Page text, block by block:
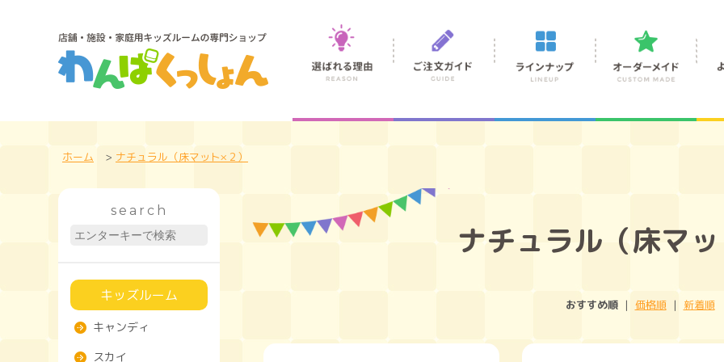
ホーム > ナチュラル（床マット×２）
ナチュラル（床マ
おすすめ順| 価格順| 新着順
search
キッズルーム
キャンディ
スカイ